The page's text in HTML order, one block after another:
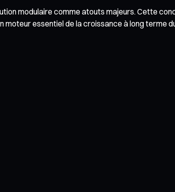
modulaire comme atouts majeurs. Cette
essentiel de la croissance à long terme